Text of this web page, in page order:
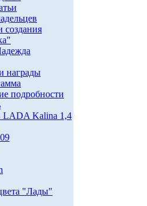
создания
награды
подробности
LADA Kalina 1,4
"Лады"